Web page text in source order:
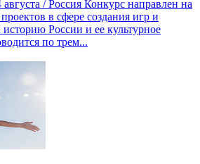
/ Россия Конкурс направлен на
в сфере создания игр и
России и ее культурное
по трем...